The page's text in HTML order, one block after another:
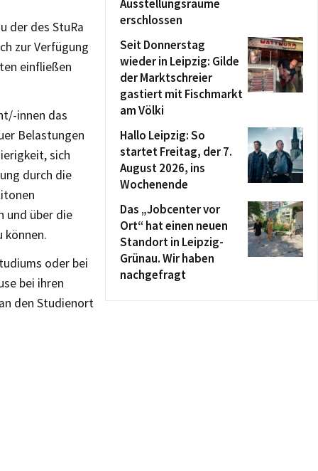
der des StuRa
zur Verfügung
einfließen
innen das
Belastungen
sich
durch die
und über die
können.
oder bei
bei ihren
den Studienort
Ausstellungsräume
erschlossen
Seit Donnerstag
wieder in Leipzig: Gilde
der Marktschreier
gastiert mit Fischmarkt
am Völki
Hallo Leipzig: So
startet Freitag, der 7.
August 2026, ins
Wochenende
Das „Jobcenter vor
Ort“ hat einen neuen
Standort in Leipzig-
Grünau. Wir haben
nachgefragt